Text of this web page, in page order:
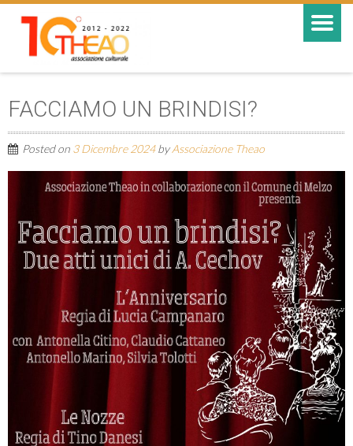
FACCIAMO UN BRINDISI?
Posted on 3 Dicembre 2024byAssociazione Theao